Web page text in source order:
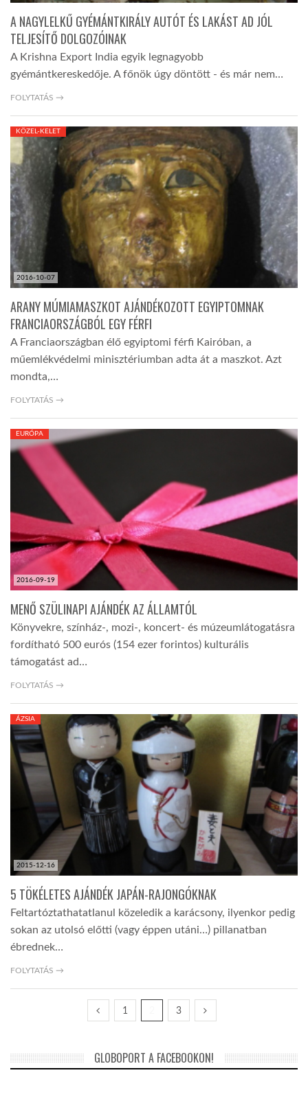
A NAGYLELKŰ GYÉMÁNTKIRÁLY AUTÓT ÉS LAKÁST AD JÓL
TELJESÍTŐ DOLGOZÓINAK
A Krishna Export India egyik legnagyobb
gyémántkereskedője. A főnök úgy döntött - és már nem…
FOLYTATÁS →
2016-10-07
KÖZEL-KELET
ARANY MÚMIAMASZKOT AJÁNDÉKOZOTT EGYIPTOMNAK
FRANCIAORSZÁGBÓL EGY FÉRFI
A Franciaországban élő egyiptomi férfi Kairóban, a
műemlékvédelmi minisztériumban adta át a maszkot. Azt
mondta,…
FOLYTATÁS →
2016-09-19
EURÓPA
MENŐ SZÜLINAPI AJÁNDÉK AZ ÁLLAMTÓL
Könyvekre, színház-, mozi-, koncert- és múzeumlátogatásra
fordítható 500 eurós (154 ezer forintos) kulturális
támogatást ad…
FOLYTATÁS →
2015-12-16
ÁZSIA
5 TÖKÉLETES AJÁNDÉK JAPÁN-RAJONGÓKNAK
Feltartóztathatatlanul közeledik a karácsony, ilyenkor pedig
sokan az utolsó előtti (vagy éppen utáni…) pillanatban
ébrednek…
FOLYTATÁS →
1 3
GLOBOPORT A FACEBOOKON!